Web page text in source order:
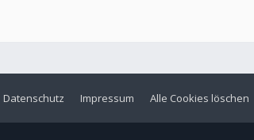
Alle Cookies löschen
Impressum
Datenschutz